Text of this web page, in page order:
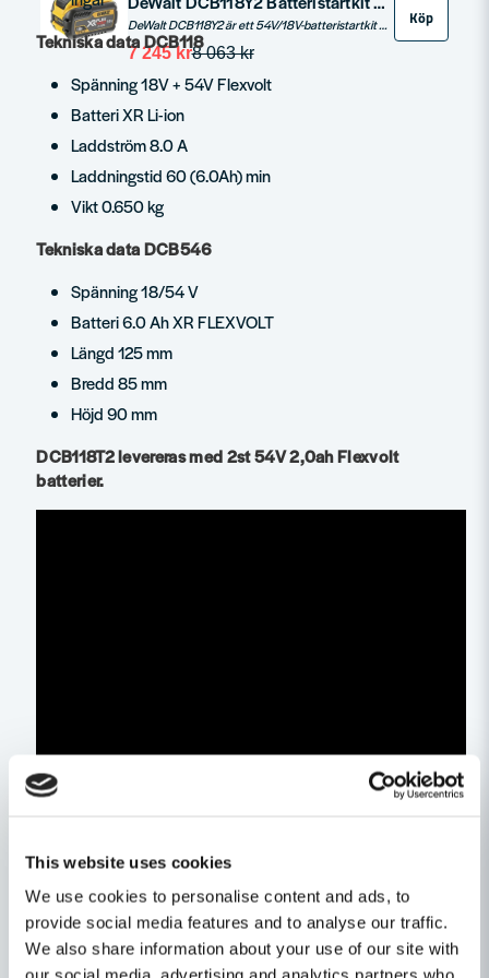
This website uses cookies
We use cookies to personalise content and ads, to
provide social media features and to analyse our traffic.
We also share information about your use of our site with
DeWalt DCB118Y2 är ett 54V/18V-batteristartkit med snabbladdare och två batterier, som ger 4 Ah vid 54 V och 12 Ah vid 18 V.
8 063 kr
7 245 kr
Köp
Tekniska data DCB118
Spänning 18V + 54V Flexvolt
Batteri XR Li-ion
Laddström 8.0 A
Laddningstid 60 (6.0Ah) min
Vikt 0.650 kg
Tekniska data DCB546
Spänning 18/54 V
Batteri 6.0 Ah XR FLEXVOLT
Längd 125 mm
Bredd 85 mm
Höjd 90 mm
DCB118T2 levereras med 2st 54V 2,0ah Flexvolt
batterier.